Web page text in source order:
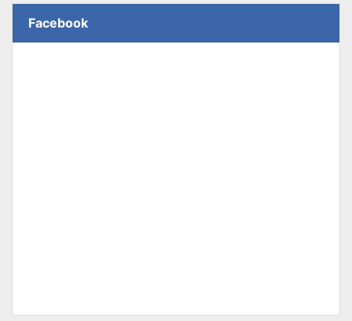
Facebook